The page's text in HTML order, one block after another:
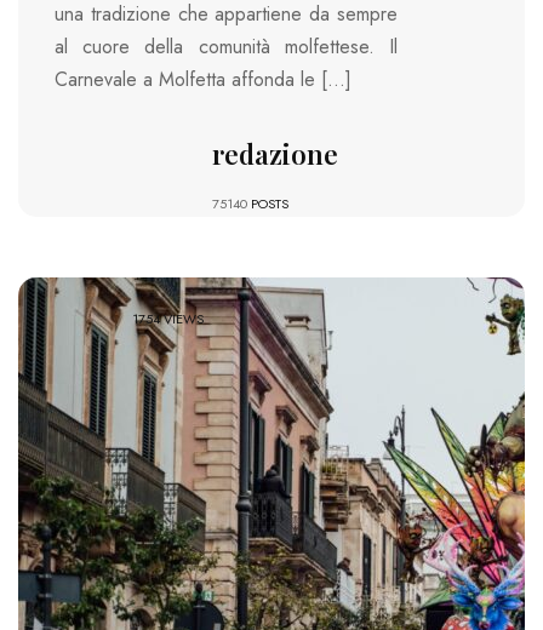
una tradizione che appartiene da sempre
al cuore della comunità molfettese. Il
Carnevale a Molfetta affonda le […]
redazione
75140 POSTS
1754 VIEWS